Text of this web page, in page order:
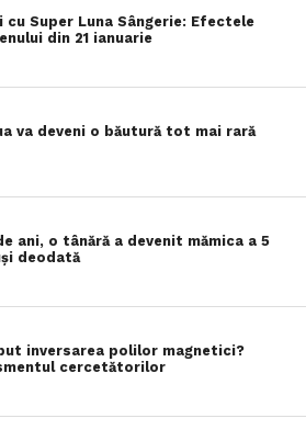
cu Super Luna Sângerie: Efectele
din 21 ianuarie
va deveni o băutură tot mai rară
ani, o tânără a devenit mămica a 5
deodată
inversarea polilor magnetici?
cercetătorilor